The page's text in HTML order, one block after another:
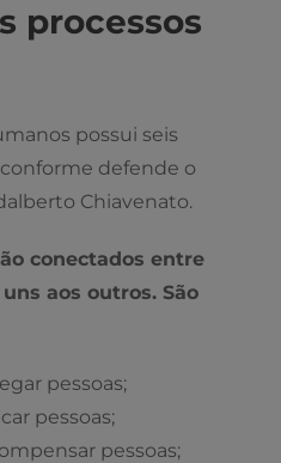
processos
possui seis
defende o
Chiavenato.
conectados entre
aos outros. São
pessoas;
pessoas;
pessoas;